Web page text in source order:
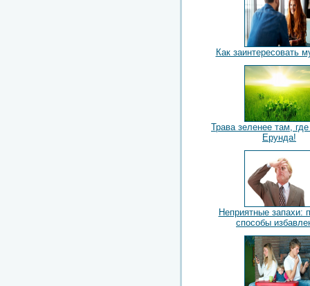
Как заинтересовать
Трава зеленее там,
Ерунда!
Неприятные запахи:
способы